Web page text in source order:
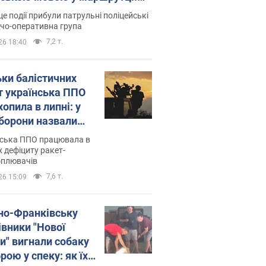
склала адмінпротокол.
події прибули патрульні поліцейські
оперативна група
18:40 7,2 т.
балістичних
українська ППО
в липні: у
назвали
ППО працювала в
дефіциту ракет-
15:09 7,6 т.
Франківську
"Нової
вигнали собаку
у спеку: як їх